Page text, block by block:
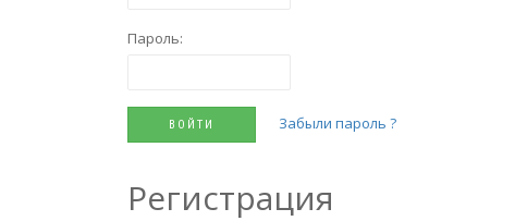
Пароль:
Забыли пароль ?
Регистрация